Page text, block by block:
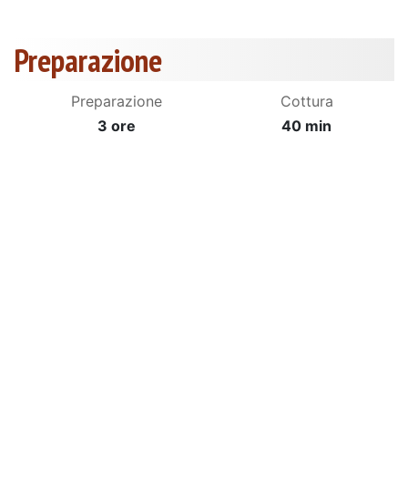
Preparazione
Preparazione
3 ore
Cottura
40 min